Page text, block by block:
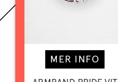
MER INFO